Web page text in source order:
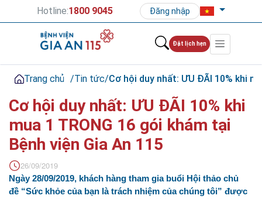
Hotline:1800 9045 Đăng nhập
Đặt lịch hẹn
Trang chủ /Tin tức/Cơ hội duy nhất: ƯU ĐÃI 10% khi
Cơ hội duy nhất: ƯU ĐÃI 10% khi
mua 1 TRONG 16 gói khám tại
Bệnh viện Gia An 115
26/09/2019
Ngày 28/09/2019, khách hàng tham gia buổi Hội thảo chủ
đề “Sức khỏe của bạn là trách nhiệm của chúng tôi” được